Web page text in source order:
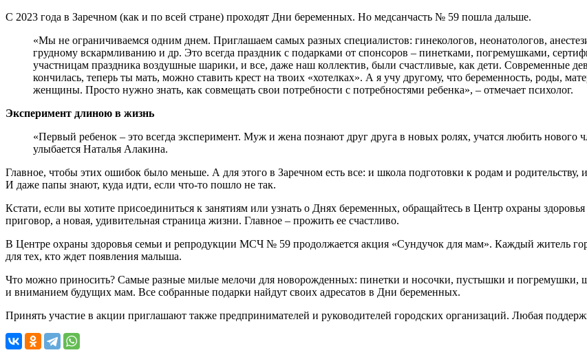
С 2023 года в Заречном (как и по всей стране) проходят Дни беременных. Но медсанчасть № 59 пошла дальше.
«Мы не ограничиваемся одним днем. Приглашаем самых разных специалистов: гинекологов, неонатологов,
грудному вскармливанию и др. Это всегда праздник с подарками от спонсоров – пинетками, погремушками,
участницам праздника воздушные шарики, и все, даже наш коллектив, были счастливые, как дети. Современные
кончилась, теперь ты мать, можно ставить крест на твоих «хотелках». А я учу другому, что беременность, роды,
женщины. Просто нужно знать, как совмещать свои потребности с потребностями ребенка», – отмечает психолог.
Эксперимент длиною в жизнь
«Первый ребенок – это всегда эксперимент. Муж и жена познают друг друга в новых ролях, учатся любить нового
улыбается Наталья Алакина.
Главное, чтобы этих ошибок было меньше. А для этого в Заречном есть все: и школа подготовки к родам и
И даже папы знают, куда идти, если что-то пошло не так.
Кстати, если вы хотите присоединиться к занятиям или узнать о Днях беременных, обращайтесь в Центр охраны
приговор, а новая, удивительная страница жизни. Главное – прожить ее счастливо.
В Центре охраны здоровья семьи и репродукции МСЧ № 59 продолжается акция «Сундучок для мам». Каждый житель
для тех, кто ждет появления малыша.
Что можно приносить? Самые разные милые мелочи для новорожденных: пинетки и носочки, пустышки и погремушки,
и вниманием будущих мам. Все собранные подарки найдут своих адресатов в Дни беременных.
Принять участие в акции приглашают также предпринимателей и руководителей городских организаций. Любая